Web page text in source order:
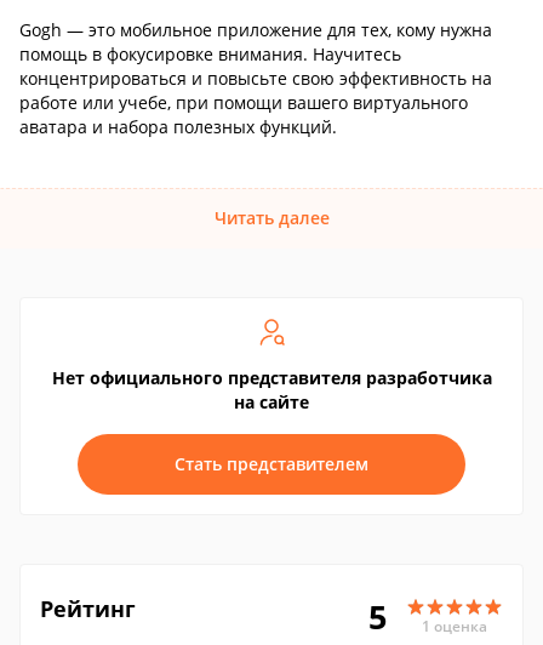
Gogh — это мобильное приложение для тех, кому нужна
помощь в фокусировке внимания. Научитесь
концентрироваться и повысьте свою эффективность на
работе или учебе, при помощи вашего виртуального
аватара и набора полезных функций.
Читать далее
Нет официального представителя разработчика
на сайте
Стать представителем
Рейтинг 5 1 оценка